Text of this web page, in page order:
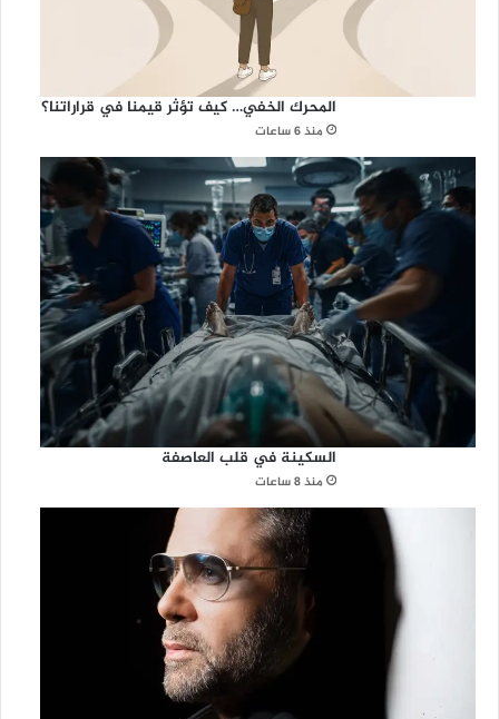
المحرك الخفي… كيف تؤثر قيمنا في قراراتنا؟
منذ 6 ساعات
السكينة في قلب العاصفة
منذ 8 ساعات